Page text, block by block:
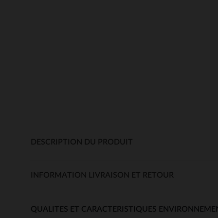
DESCRIPTION DU PRODUIT
INFORMATION LIVRAISON ET RETOUR
QUALITES ET CARACTERISTIQUES